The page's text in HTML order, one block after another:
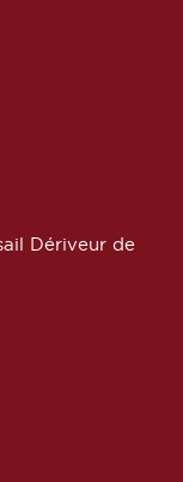
Dériveur de